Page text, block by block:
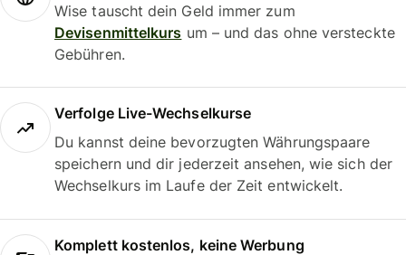
Wise tauscht dein Geld immer zum
Devisenmittelkurs um – und das ohne versteckte
Gebühren.
Verfolge Live-Wechselkurse
Du kannst deine bevorzugten Währungspaare
speichern und dir jederzeit ansehen, wie sich der
Wechselkurs im Laufe der Zeit entwickelt.
Komplett kostenlos, keine Werbung